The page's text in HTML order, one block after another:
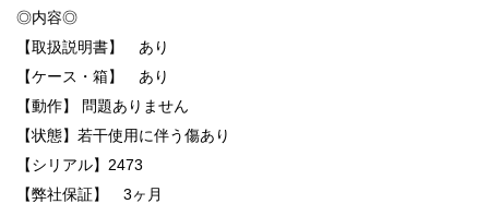
◎内容◎
【取扱説明書】 あり
【ケース・箱】 あり
【動作】 問題ありません
【状態】若干使用に伴う傷あり
【シリアル】2473
【弊社保証】 3ヶ月